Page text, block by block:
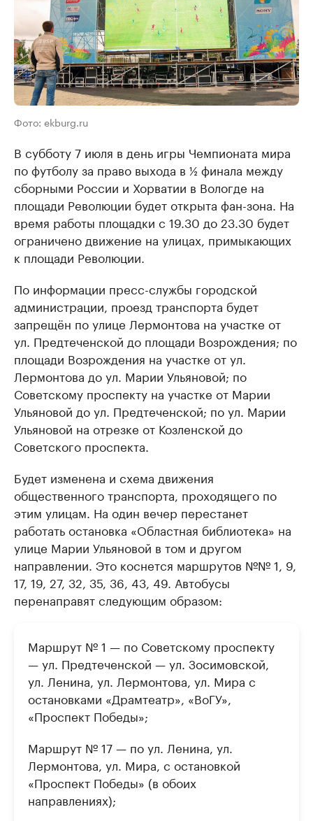
Фото: ekburg.ru
В субботу 7 июля в день игры Чемпионата мира
по футболу за право выхода в ½ финала между
сборными России и Хорватии в Вологде на
площади Революции будет открыта фан-зона. На
время работы площадки с 19.30 до 23.30 будет
ограничено движение на улицах, примыкающих
к площади Революции.
По информации пресс-службы городской
администрации, проезд транспорта будет
запрещён по улице Лермонтова на участке от
ул. Предтеченской до площади Возрождения; по
площади Возрождения на участке от ул.
Лермонтова до ул. Марии Ульяновой; по
Советскому проспекту на участке от Марии
Ульяновой до ул. Предтеченской; по ул. Марии
Ульяновой на отрезке от Козленской до
Советского проспекта.
Будет изменена и схема движения
общественного транспорта, проходящего по
этим улицам. На один вечер перестанет
работать остановка «Областная библиотека» на
улице Марии Ульяновой в том и другом
направлении. Это коснется маршрутов №№ 1, 9,
17, 19, 27, 32, 35, 36, 43, 49. Автобусы
перенаправят следующим образом:
Маршрут № 1 — по Советскому проспекту
— ул. Предтеченской — ул. Зосимовской,
ул. Ленина, ул. Лермонтова, ул. Мира с
остановками «Драмтеатр», «ВоГУ»,
«Проспект Победы»;
Маршрут № 17 — по ул. Ленина, ул.
Лермонтова, ул. Мира, с остановкой
«Проспект Победы» (в обоих
направлениях);